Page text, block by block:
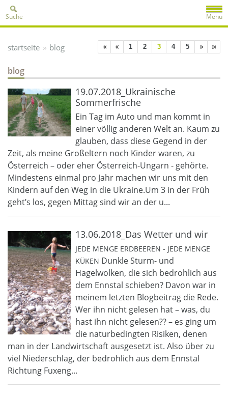
Menü
Suche
startseite » blog 1 2 3 4 5
blog
19.07.2018_Ukrainische
Sommerfrische
Ein Tag im Auto und man kommt in
einer völlig anderen Welt an. Kaum zu
glauben, dass diese Gegend in der
Zeit, als meine Großeltern noch Kinder waren, zu
Österreich – oder eher Österreich-Ungarn - gehörte.
Mindestens einmal pro Jahr machen wir uns mit den
Kindern auf den Weg in die Ukraine.Um 3 in der Früh
geht’s los, gegen Mittag sind wir an der u...
13.06.2018_Das Wetter und wir
JEDE MENGE ERDBEEREN - JEDE MENGE
KÜKEN Dunkle Sturm- und
Hagelwolken, die sich bedrohlich aus
dem Ennstal schieben? Davon war in
meinem letzten Blogbeitrag die Rede.
Wer ihn nicht gelesen hat – was, du
hast ihn nicht gelesen?? – es ging um
die naturbedingten Risiken, denen
man in der Landwirtschaft ausgesetzt ist. Also über zu
viel Niederschlag, der bedrohlich aus dem Ennstal
Richtung Fuxeng...